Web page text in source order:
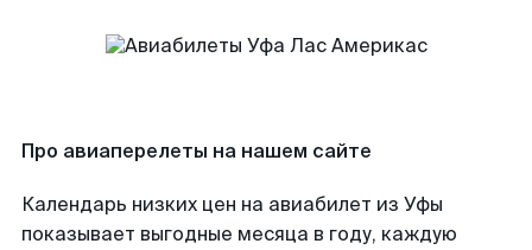
Про авиаперелеты на нашем сайте
Календарь низких цен на авиабилет из Уфы
показывает выгодные месяца в году, каждую